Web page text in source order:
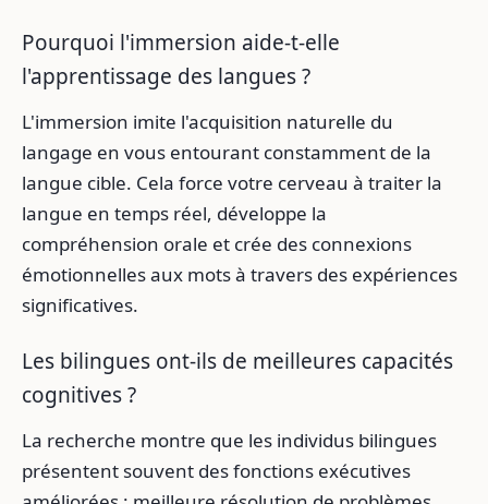
Pourquoi l'immersion aide-t-elle
l'apprentissage des langues ?
L'immersion imite l'acquisition naturelle du
langage en vous entourant constamment de la
langue cible. Cela force votre cerveau à traiter la
langue en temps réel, développe la
compréhension orale et crée des connexions
émotionnelles aux mots à travers des expériences
significatives.
Les bilingues ont-ils de meilleures capacités
cognitives ?
La recherche montre que les individus bilingues
présentent souvent des fonctions exécutives